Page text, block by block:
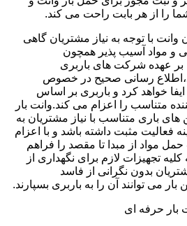
را از هر بابت راحت می کند.
وانت با توجه به نیاز مشتریان گاهی
و مواد آسیب پذیر همچون
بر عهده شرکت های باربری
رسانی صحیح در خصوص
خواهد کرد و باربری بر اساس
متناسب را اعزام می کند.وانت بار
های باری متناسب با نیاز مشتریان به
فعالیت مثبت داشته باشد و با اعزام
حمل مواد از مبدا تا مقصد را فراهم
تجهیزات لازم برای نگهداری از
بدون نگرانی از فاسد
می توانند آن را به باربری بسپارند.
حرفه ای